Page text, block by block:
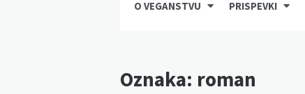
O VEGANSTVU PRISPEVKI
Oznaka: roman